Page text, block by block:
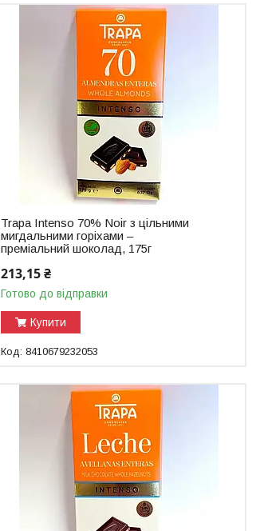
Trapa Intenso 70% Noir з цільними
мигдальними горіхами –
преміальний шоколад, 175г
213,15 ₴
Готово до відправки
Купити
8410679232053